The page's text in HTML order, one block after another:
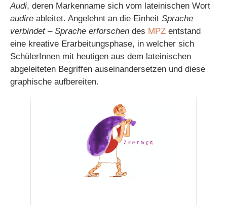
Audi, deren Markenname sich vom lateinischen Wort
audire ableitet. Angelehnt an die Einheit Sprache
verbindet – Sprache erforschen des MPZ entstand
eine kreative Erarbeitungsphase, in welcher sich
SchülerInnen mit heutigen aus dem lateinischen
abgeleiteten Begriffen auseinandersetzen und diese
graphische aufbereiten.